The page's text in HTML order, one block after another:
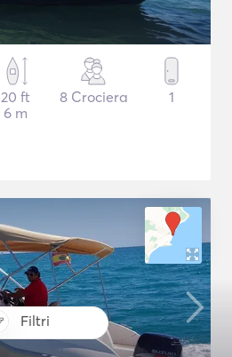
Filtri
20 ft
6 m
8 Crociera 1